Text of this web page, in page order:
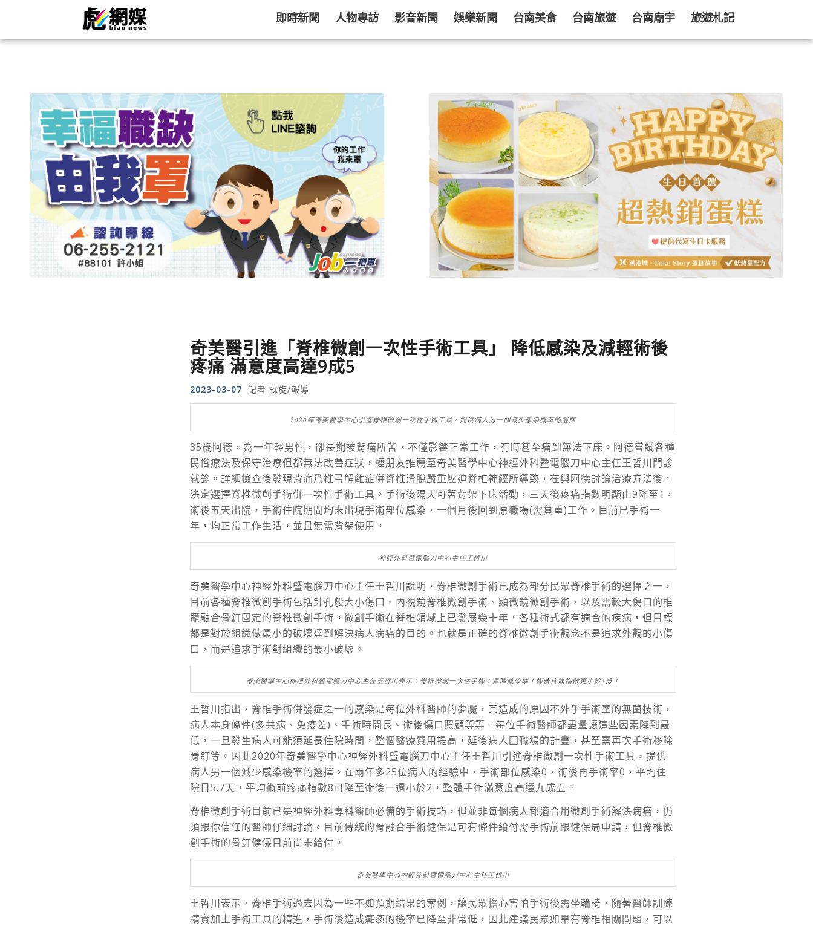
即時新聞 人物專訪 影音新聞 娛樂新聞 台南美食 台南旅遊 台南廟宇 旅遊札記
奇美醫引進「脊椎微創一次性手術工具」 降低感染及減輕術後
疼痛 滿意度高達9成5
2023-03-07 記者 蘇旋/報導
2020年奇美醫學中心引進脊椎微創一次性手術工具，提供病人另一個減少感染機率的選擇
35歲阿德，為一年輕男性，卻長期被背痛所苦，不僅影響正常工作，有時甚至痛到無法下床。阿德嘗試各種
民俗療法及保守治療但都無法改善症狀，經朋友推薦至奇美醫學中心神經外科暨電腦刀中心主任王哲川門診
就診。詳細檢查後發現背痛爲椎弓解離症併脊椎滑脫嚴重壓迫脊椎神經所導致，在與阿德討論治療方法後，
決定選擇脊椎微創手術併一次性手術工具 。手術後隔天可著背架下床活動，三天後疼痛指數明顯由9降至1，
術後五天出院，手術住院期間均未出現手術部位感染，一個月後回到原職場(需負重)工作。目前已手術一
年，均正常工作生活，並且無需背架使用。
神經外科暨電腦刀中心主任王哲川
奇美醫學中心神經外科暨電腦刀中心主任王哲川說明，脊椎微創手術已成為部分民眾脊椎手術的選擇之一，
目前各種脊椎微創手術包括針孔般大小傷口、內視鏡脊椎微創手術、顯微鏡微創手術，以及需較大傷口的椎
籠融合骨釘固定的脊椎微創手術。微創手術在脊椎領域上已發展幾十年，各種術式都有適合的疾病，但目標
都是對於組織做最小的破壞達到解決病人病痛的目的。也就是正確的脊椎微創手術觀念不是追求外觀的小傷
口，而是追求手術對組織的最小破壞。
奇美醫學中心神經外科暨電腦刀中心主任王哲川表示：脊椎微創一次性手術工具降感染率！術後疼痛指數更小於2分！
王哲川指出，脊椎手術併發症之一的感染是每位外科醫師的夢魘，其造成的原因不外乎手術室的無菌技術，
病人本身條件(多共病、免疫差)、手術時間長、術後傷口照顧等等。每位手術醫師都盡量讓這些因素降到最
低，一旦發生病人可能須延長住院時間，整個醫療費用提高，延後病人回職場的計畫，甚至需再次手術移除
骨釘等。因此2020年奇美醫學中心神經外科暨電腦刀中心主任王哲川引進脊椎微創一次性手術工具，提供
病人另一個減少感染機率的選擇。在兩年多25位病人的經驗中，手術部位感染0，術後再手術率0，平均住
院日5.7天，平均術前疼痛指數8可降至術後一週小於2，整體手術滿意度高達九成五。
脊椎微創手術目前已是神經外科專科醫師必備的手術技巧，但並非每個病人都適合用微創手術解決病痛，仍
須跟你信任的醫師仔細討論。目前傳統的骨融合手術健保是可有條件給付需手術前跟健保局申請，但脊椎微
創手術的骨釘健保目前尚未給付。
奇美醫學中心神經外科暨電腦刀中心主任王哲川
王哲川表示，脊椎手術過去因為一些不如預期結果的案例，讓民眾擔心害怕手術後需坐輪椅，隨著醫師訓練
精實加上手術工具的精進，手術後造成癱瘓的機率已降至非常低，因此建議民眾如果有脊椎相關問題，可以